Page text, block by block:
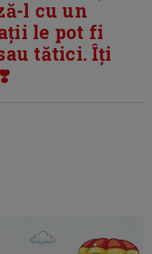
l cu un
le pot fi
tătici. Îți